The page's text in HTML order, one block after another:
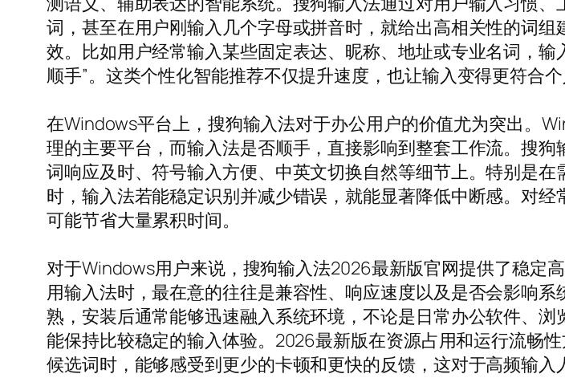
词，甚至在用户刚输入几个字母或拼音时，就给出高相关性的词
效。比如用户经常输入某些固定表达、昵称、地址或专业名词，
顺手”。这类个性化智能推荐不仅提升速度，也让输入变得更符合个
在Windows平台上，搜狗输入法对于办公用户的价值尤为突出。
理的主要平台，而输入法是否顺手，直接影响到整套工作流。搜
词响应及时、符号输入方便、中英文切换自然等细节上。特别是
时，输入法若能稳定识别并减少错误，就能显著降低中断感。对
可能节省大量累积时间。
对于Windows用户来说，搜狗输入法2026最新版官网提供了稳定
用输入法时，最在意的往往是兼容性、响应速度以及是否会影响
熟，安装后通常能够迅速融入系统环境，不论是日常办公软件、
能保持比较稳定的输入体验。2026最新版在资源占用和运行流畅
候选词时，能够感受到更少的卡顿和更快的反馈，这对于高频输入